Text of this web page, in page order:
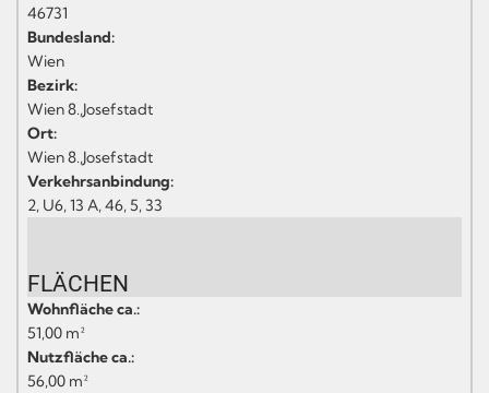
46731
Bundesland:
Wien
Bezirk:
Wien 8.,Josefstadt
Ort:
Wien 8.,Josefstadt
Verkehrsanbindung:
2, U6, 13 A, 46, 5, 33
FLÄCHEN
Wohnfläche ca.:
51,00 m²
Nutzfläche ca.:
56,00 m²